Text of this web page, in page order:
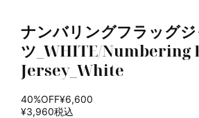
ナンバリングフラッグ
ツ_WHITE/Numbering
Jersey_White
40%OFF¥6,600
¥3,960税込